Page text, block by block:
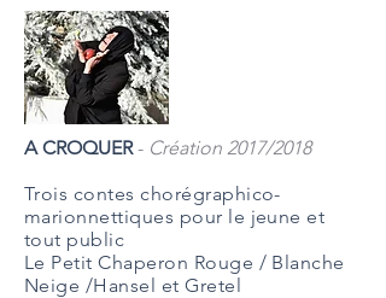
A CROQUER- Création 2017/2018
Trois contes chorégraphico-
marionnettiques pour le jeune et
tout public
Le Petit Chaperon Rouge / Blanche
Neige /Hansel et Gretel